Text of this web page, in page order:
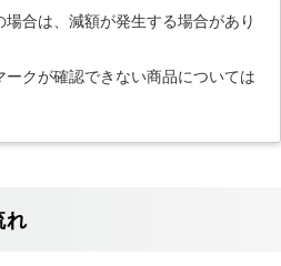
合は、減額が発生する場合があり
クが確認できない商品については
れ